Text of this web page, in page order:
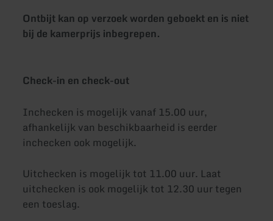
Ontbijt kan op verzoek worden geboekt en is niet
bij de kamerprijs inbegrepen.
Check-in en check-out
Inchecken is mogelijk vanaf 15.00 uur,
afhankelijk van beschikbaarheid is eerder
inchecken ook mogelijk.
Uitchecken is mogelijk tot 11.00 uur. Laat
uitchecken is ook mogelijk tot 12.30 uur tegen
een toeslag.